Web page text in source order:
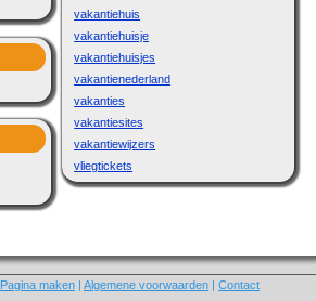
vakantiehuis
vakantiehuisje
vakantiehuisjes
vakantienederland
vakanties
vakantiesites
vakantiewijzers
vliegtickets
Pagina maken| Algemene voorwaarden| Contact